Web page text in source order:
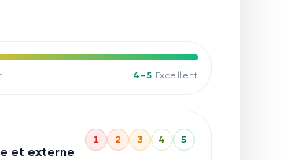
4-5 Excellent
et externe
1 2 3 4 5